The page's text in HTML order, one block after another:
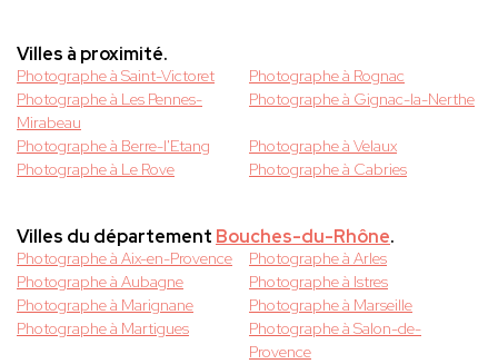
Villes à proximité.
Photographe à Saint-Victoret
Photographe à Rognac
Photographe à Les Pennes-
Mirabeau
Photographe à Gignac-la-Nerthe
Photographe à Berre-l'Etang
Photographe à Velaux
Photographe à Le Rove
Photographe à Cabries
Villes du département Bouches-du-Rhône.
Photographe à Aix-en-Provence
Photographe à Arles
Photographe à Aubagne
Photographe à Istres
Photographe à Marignane
Photographe à Marseille
Photographe à Martigues
Photographe à Salon-de-
Provence